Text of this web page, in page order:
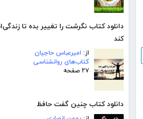
دانلود کتاب نگرشت را تغییر بده تا
کند
از: امیرعباس حاجیان
کتاب‌های روانشناسی
۲۷ صفحه
دانلود کتاب چنین گفت حافظ